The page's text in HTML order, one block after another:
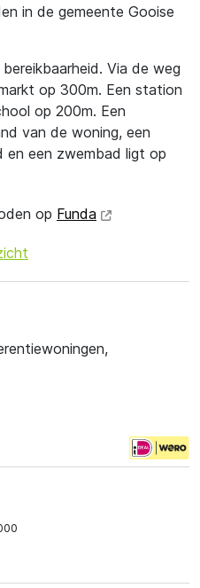
in de gemeente Gooise
Via de weg
op 300m. Een station
op 200m. Een
van de woning, een
een zwembad ligt op
op Funda